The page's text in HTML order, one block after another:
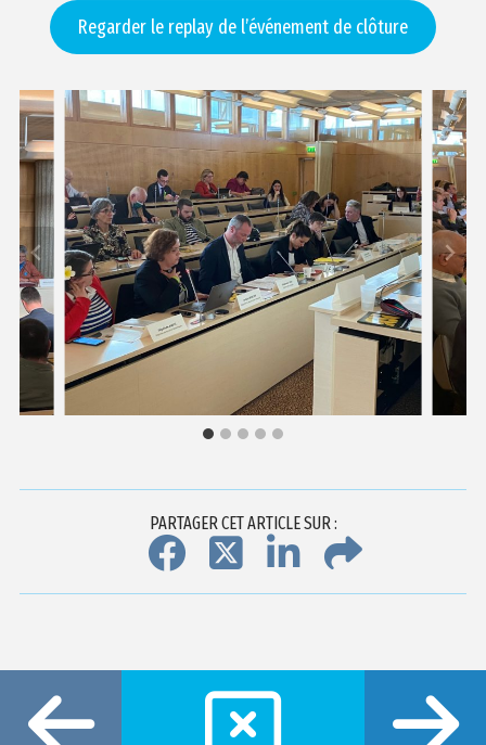
Regarder le replay de l’événement de clôture
PARTAGER CET ARTICLE SUR :